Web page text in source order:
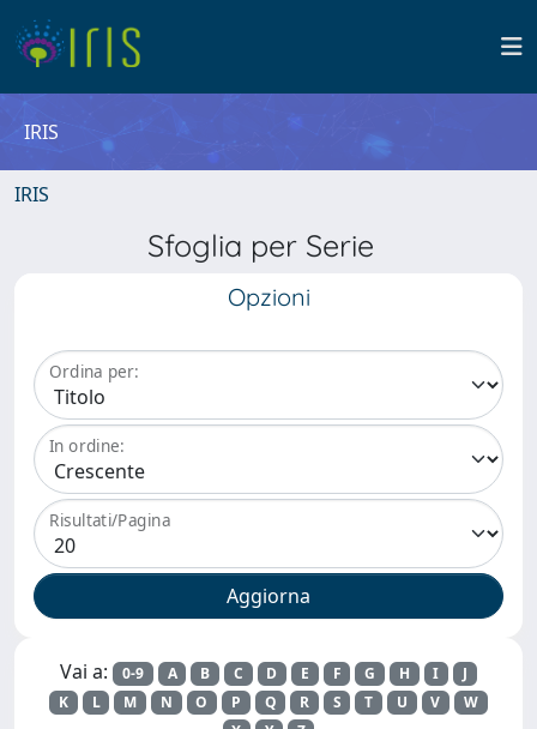
IRIS
IRIS
Sfoglia per Serie
Opzioni
Ordina per:
In ordine:
Risultati/Pagina
Vai a: 0-9 A B C D E F G H I
J
K
L M N O P Q R S T U V
W